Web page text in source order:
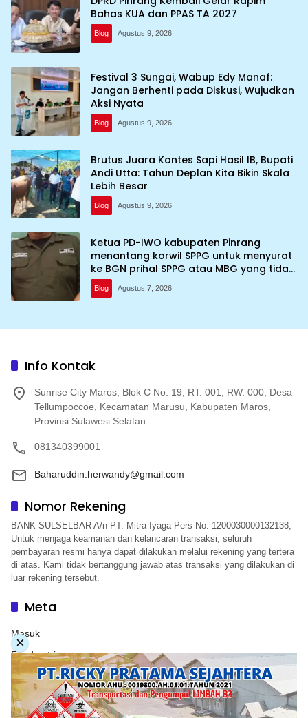
Bahas KUA dan PPAS TA 2027
Blog Agustus 9, 2026
Festival 3 Sungai, Wabup Edy Manaf:
Jangan Berhenti pada Diskusi, Wujudkan
Aksi Nyata
Blog Agustus 9, 2026
Brutus Juara Kontes Sapi Hasil IB, Bupati
Andi Utta: Tahun Deplan Kita Bikin Skala
Lebih Besar
Blog Agustus 9, 2026
Ketua PD-IWO kabupaten Pinrang
menantang korwil SPPG untuk menyurat
ke BGN prihal SPPG atau MBG yang tidak
memenuhi syarat standar dan
persyaratan teknis
Blog Agustus 7, 2026
Info Kontak
Sunrise City Maros, Blok C No. 19, RT. 001, RW. 000, Desa
Tellumpoccoe, Kecamatan Marusu, Kabupaten Maros,
Provinsi Sulawesi Selatan
081340399001
Baharuddin.herwandy@gmail.com
Nomor Rekening
BANK SULSELBAR A/n PT. Mitra Iyaga Pers No. 1200030000132138,
Untuk menjaga keamanan dan kelancaran transaksi, seluruh
pembayaran resmi hanya dapat dilakukan melalui rekening yang tertera
di atas. Kami tidak bertanggung jawab atas transaksi yang dilakukan di
luar rekening tersebut.
Meta
Masuk
Feed entri
Feed komentar
WordPress.org
×